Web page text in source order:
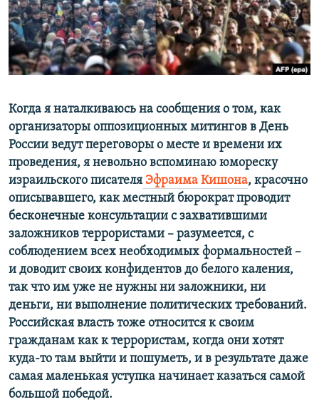
ПОБЕДИТЕЛЕЙ НЕ СУДЯТ?
КРЫМ.НЕПОКОРЕННЫЙ
ELIFBE
ПРИСОЕДИНЯЙТЕСЬ!
Все сайты RFE/RL
Когда я наталкиваюсь на сообщения о том, как
организаторы оппозиционных митингов в День
России ведут переговоры о месте и времени их
проведения, я невольно вспоминаю юмореску
израильского писателя Эфраима Кишона, красочно
описывавшего, как местный бюрократ проводит
бесконечные консультации с захватившими
заложников террористами – разумеется, с
соблюдением всех необходимых формальностей –
и доводит своих конфидентов до белого каления,
так что им уже не нужны ни заложники, ни
деньги, ни выполнение политических требований.
Российская власть тоже относится к своим
гражданам как к террористам, когда они хотят
куда-то там выйти и пошуметь, и в результате даже
самая маленькая уступка начинает казаться самой
большой победой.